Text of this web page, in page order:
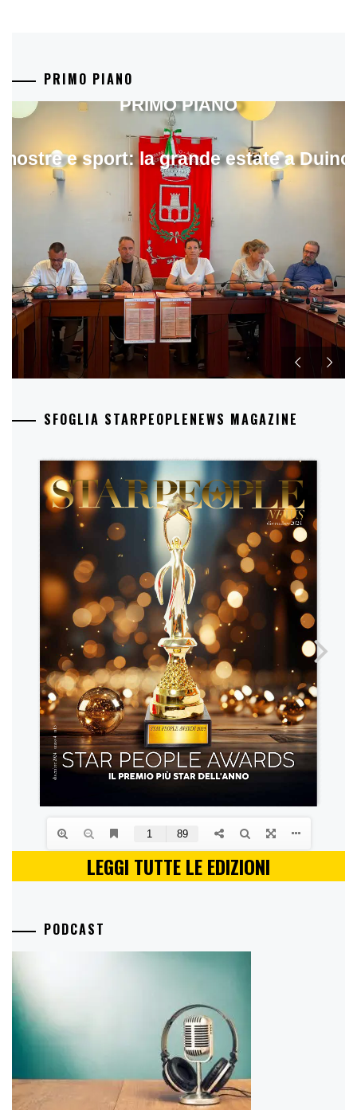
PRIMO PIANO
e sport: la grande estate a
PRIMO PIANO
SFOGLIA STARPEOPLENEWS MAGAZINE
LEGGI TUTTE LE EDIZIONI
PODCAST